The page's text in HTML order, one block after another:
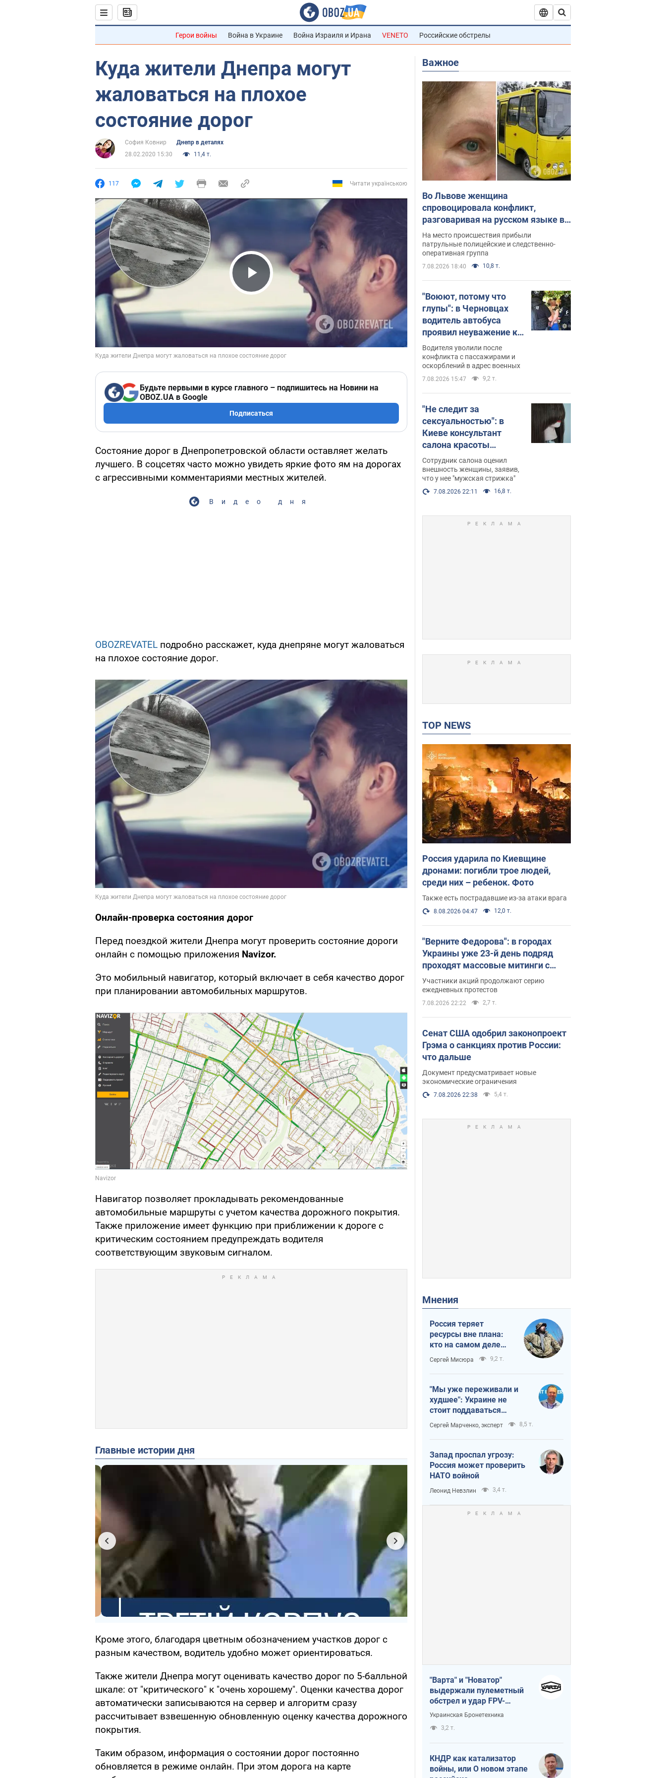
Герои войны Война в Украине Война Израиля и Ирана VENETO Российские обстрелы
Куда жители Днепра могут
жаловаться на плохое
состояние дорог
София Ковнир
Днепр в деталях
28.02.2020 15:30
11,4 т.
117 Читати українською
Play Video
Будьте первыми в курсе главного – подпишитесь на Новини на
OBOZ.UA в Google
Подписаться
Состояние дорог в Днепропетровской области оставляет желать
лучшего. В соцсетях часто можно увидеть яркие фото ям на дорогах
с агрессивными комментариями местных жителей.
Видео дня
OBOZREVATEL подробно расскажет, куда днепряне могут жаловаться
на плохое состояние дорог.
Онлайн-проверка состояния дорог
Перед поездкой жители Днепра могут проверить состояние дороги
онлайн с помощью приложения Navizor.
Это мобильный навигатор, который включает в себя качество дорог
при планировании автомобильных маршрутов.
Навигатор позволяет прокладывать рекомендованные
автомобильные маршруты с учетом качества дорожного покрытия.
Также приложение имеет функцию при приближении к дороге с
критическим состоянием предупреждать водителя
соответствующим звуковым сигналом.
Главные истории дня
Кроме этого, благодаря цветным обозначением участков дорог с
разным качеством, водитель удобно может ориентироваться.
Также жители Днепра могут оценивать качество дорог по 5-балльной
шкале: от "критического" к "очень хорошему". Оценки качества дорог
автоматически записываются на сервер и алгоритм сразу
рассчитывает взвешенную обновленную оценку качества дорожного
покрытия.
Таким образом, информация о состоянии дорог постоянно
обновляется в режиме онлайн. При этом дорога на карте
Важное
Во Львове женщина
спровоцировала конфликт,
разговаривая на русском языке в
маршрутке: полиция составила
административный протокол.
Видео
На место происшествия прибыли
патрульные полицейские и следственно-
оперативная группа
7.08.2026 18:40 10,8 т.
"Воюют, потому что
глупы": в Черновцах
водитель автобуса
проявил неуважение к
украинским военным и
поплатился за это.
Видео
Водителя уволили после
конфликта с пассажирами и
оскорблений в адрес военных
7.08.2026 15:47 9,2 т.
"Не следит за
сексуальностью": в
Киеве консультант
салона красоты
оскорбил женщину
после химиотерапии,
разгорелся скандал.
Фото
Сотрудник салона оценил
внешность женщины, заявив,
что у нее "мужская стрижка"
7.08.2026 22:11 16,8 т.
TOP NEWS
Россия ударила по Киевщине
дронами: погибли трое людей,
среди них – ребенок. Фото
Также есть пострадавшие из-за атаки врага
8.08.2026 04:47 12,0 т.
"Верните Федорова": в городах
Украины уже 23-й день подряд
проходят массовые митинги с
плакатами. Фото и видео
Участники акций продолжают серию
ежедневных протестов
7.08.2026 22:22 2,7 т.
Сенат США одобрил законопроект
Грэма о санкциях против России:
что дальше
Документ предусматривает новые
экономические ограничения
7.08.2026 22:38 5,4 т.
Мнения
Россия теряет
ресурсы вне плана:
кто на самом деле
диктует темп войны
Сергей Мисюра 9,2 т.
"Мы уже переживали и
худшее": Украине не
стоит поддаваться
отчаянию из-за
ракетного террора
Сергей Марченко, эксперт 8,5 т.
Запад проспал угрозу:
Россия может проверить
НАТО войной
Леонид Невзлин 3,4 т.
"Варта" и "Новатор"
выдержали пулеметный
обстрел и удар FPV-
дрона, сохранив жизнь
Украинская Бронетехника
3,2 т.
КНДР как катализатор
войны, или О новом этапе